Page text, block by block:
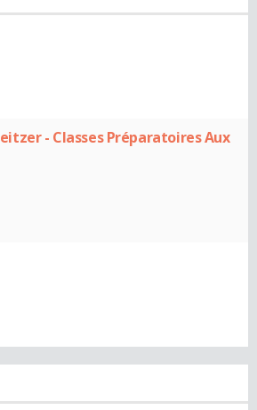
- Classes Préparatoires Aux